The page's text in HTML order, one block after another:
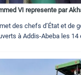
VI represente par
des chefs d’État et de
à Addis-Abeba les 14